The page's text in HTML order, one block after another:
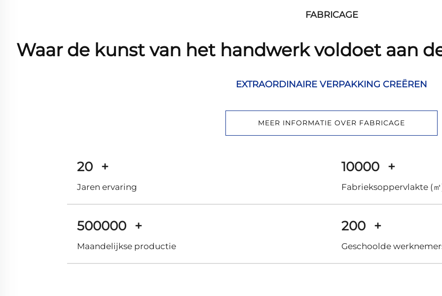
FABRICAGE
Waar de kunst van het handwerk voldoet aan
EXTRAORDINAIRE VERPAKKING CREËREN
MEER INFORMATIE OVER FABRICAGE
20 +
Jaren ervaring
10000 +
Fabrieksoppervlakte (㎡
500000 +
Maandelijkse productie
200 +
Geschoolde